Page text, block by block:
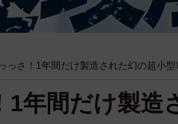
っさ！1年間だけ製造された幻の超小
1年間だけ製造